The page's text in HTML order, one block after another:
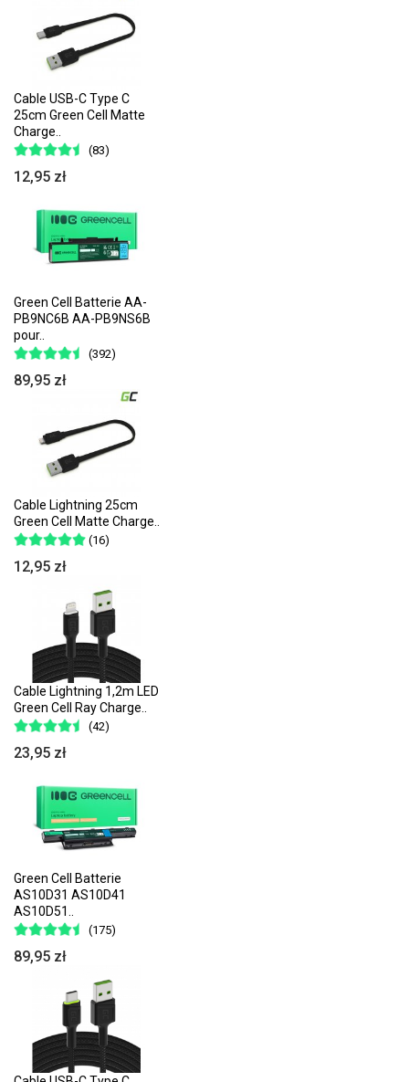
Cable USB-C Type C
25cm Green Cell Matte
Charge..
(83)
12,95 zł
Green Cell Batterie AA-
PB9NC6B AA-PB9NS6B
pour..
(392)
89,95 zł
Cable Lightning 25cm
Green Cell Matte Charge..
(16)
12,95 zł
Cable Lightning 1,2m LED
Green Cell Ray Charge..
(42)
23,95 zł
Green Cell Batterie
AS10D31 AS10D41
AS10D51..
(175)
89,95 zł